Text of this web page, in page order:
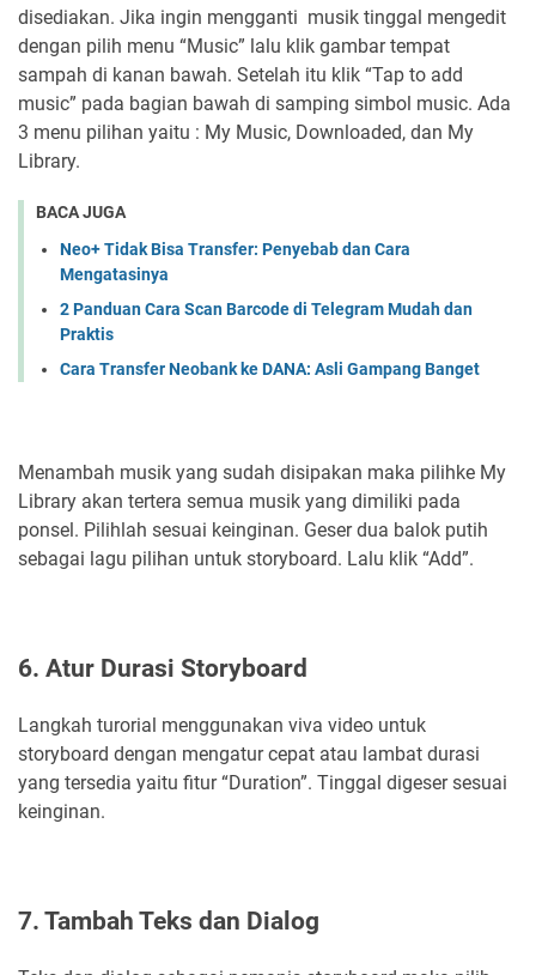
disediakan. Jika ingin mengganti musik tinggal mengedit
dengan pilih menu “Music” lalu klik gambar tempat
sampah di kanan bawah. Setelah itu klik “Tap to add
music” pada bagian bawah di samping simbol music. Ada
3 menu pilihan yaitu : My Music, Downloaded, dan My
Library.
BACA JUGA
Neo+ Tidak Bisa Transfer: Penyebab dan Cara
Mengatasinya
2 Panduan Cara Scan Barcode di Telegram Mudah dan
Praktis
Cara Transfer Neobank ke DANA: Asli Gampang Banget
Menambah musik yang sudah disipakan maka pilihke My
Library akan tertera semua musik yang dimiliki pada
ponsel. Pilihlah sesuai keinginan. Geser dua balok putih
sebagai lagu pilihan untuk storyboard. Lalu klik “Add”.
6. Atur Durasi Storyboard
Langkah turorial menggunakan viva video untuk
storyboard dengan mengatur cepat atau lambat durasi
yang tersedia yaitu fitur “Duration”. Tinggal digeser sesuai
keinginan.
7. Tambah Teks dan Dialog